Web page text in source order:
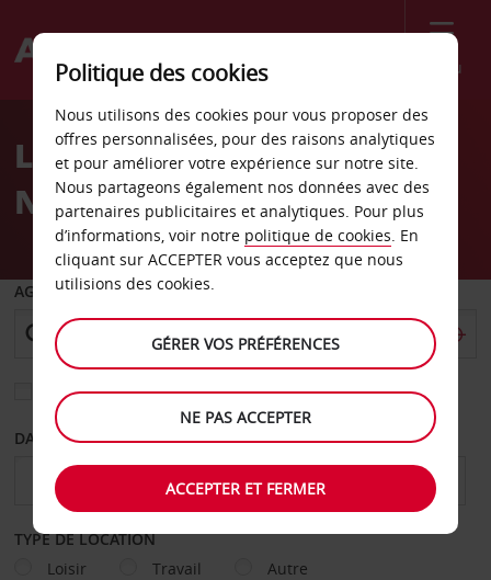
Menu
Welcome
AvisLocation de voiture Saint-
Nazaire
AGENCE DE DÉPART
Sélectionnez une autre agence de retour
DATE DE DÉPART DATE DE RETOUR
TYPE DE LOCATION
Loisir
Travail Autre
Politique des cookies
Nous utilisons des cookies pour vous proposer des
offres personnalisées, pour des raisons analytiques
et pour améliorer votre expérience sur notre site.
Nous partageons également nos données avec des
partenaires publicitaires et analytiques. Pour plus
d’informations, voir notre politique de cookies. En
cliquant sur ACCEPTER vous acceptez que nous
utilisions des cookies.
GÉRER VOS PRÉFÉRENCES
NE PAS ACCEPTER
ACCEPTER ET FERMER